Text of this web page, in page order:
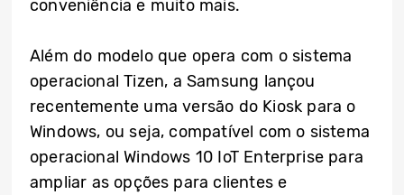
conveniência e muito mais.
Além do modelo que opera com o sistema
operacional Tizen, a Samsung lançou
recentemente uma versão do Kiosk para o
Windows, ou seja, compatível com o sistema
operacional Windows 10 IoT Enterprise para
ampliar as opções para clientes e